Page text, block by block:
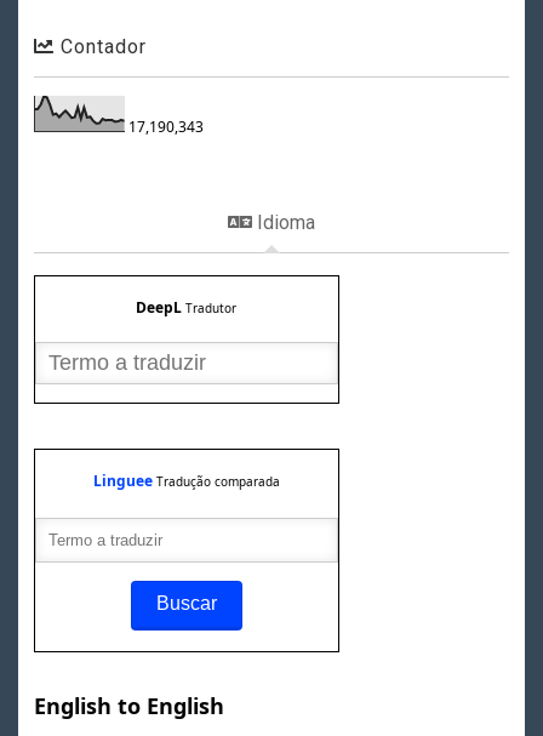
Contador
17,190,343
Idioma
DeepL Tradutor
Linguee Tradução comparada
English to English